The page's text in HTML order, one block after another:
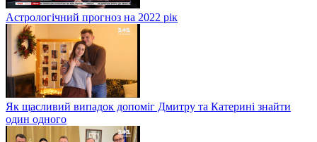
Астрологічний прогноз на 2022 рік
Як щасливий випадок допоміг Дмитру та Катерині знайти
один одного